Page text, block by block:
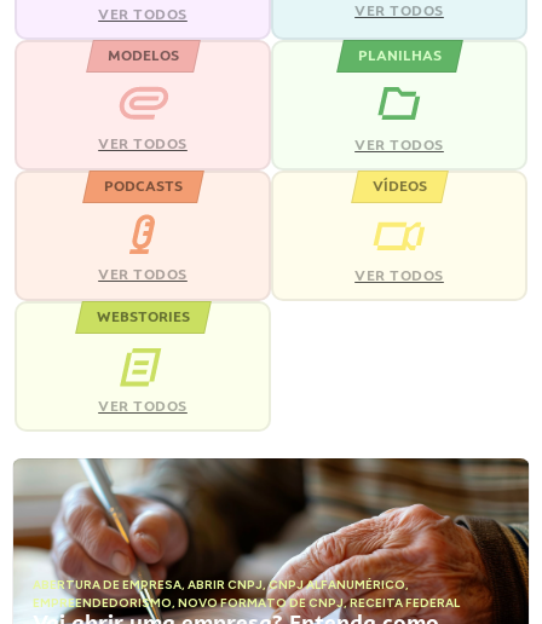
VER TODOS VER TODOS
MODELOS
VER TODOS
PLANILHAS
VER TODOS
PODCASTS
VER TODOS
VÍDEOS
VER TODOS
WEBSTORIES
VER TODOS
ABERTURA DE EMPRESA, ABRIR CNPJ,CNPJ ALFANUMÉRICO,
EMPREENDEDORISMO, NOVO FORMATO DE CNPJ,RECEITA FEDERAL